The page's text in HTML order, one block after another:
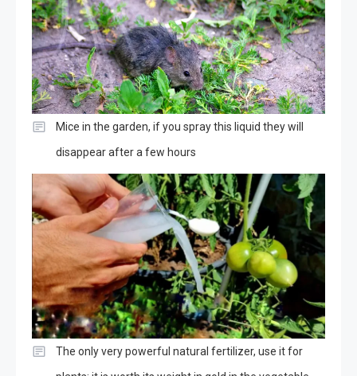
Mice in the garden, if you spray this liquid they will
disappear after a few hours
The only very powerful natural fertilizer, use it for